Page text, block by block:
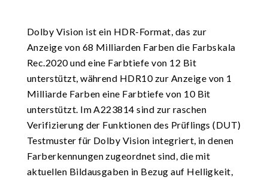
Dolby Vision ist ein HDR-Format, das zur
Anzeige von 68 Milliarden Farben die Farbskala
Rec.2020 und eine Farbtiefe von 12 Bit
unterstützt, während HDR10 zur Anzeige von 1
Milliarde Farben eine Farbtiefe von 10 Bit
unterstützt. Im A223814 sind zur raschen
Verifizierung der Funktionen des Prüflings (DUT)
Testmuster für Dolby Vision integriert, in denen
Farberkennungen zugeordnet sind, die mit
aktuellen Bildausgaben in Bezug auf Helligkeit,